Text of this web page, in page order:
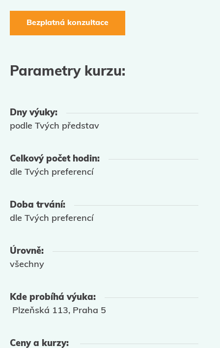
Bezplatná konzultace
Parametry kurzu:
Dny výuky:
podle Tvých představ
Celkový počet hodin:
dle Tvých preferencí
Doba trvání:
dle Tvých preferencí
Úrovně:
všechny
Kde probíhá výuka:
Plzeňská 113, Praha 5
Ceny a kurzy: